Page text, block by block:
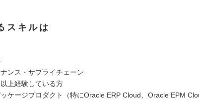
スキルは
ンス・サプライチェーン
上経験している方
ッケージプロダクト（特にOracle ERP Cloud、Oracle EPM